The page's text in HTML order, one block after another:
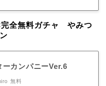
完全無料ガチャ やみつ
ーカンパニーVer.6
無料